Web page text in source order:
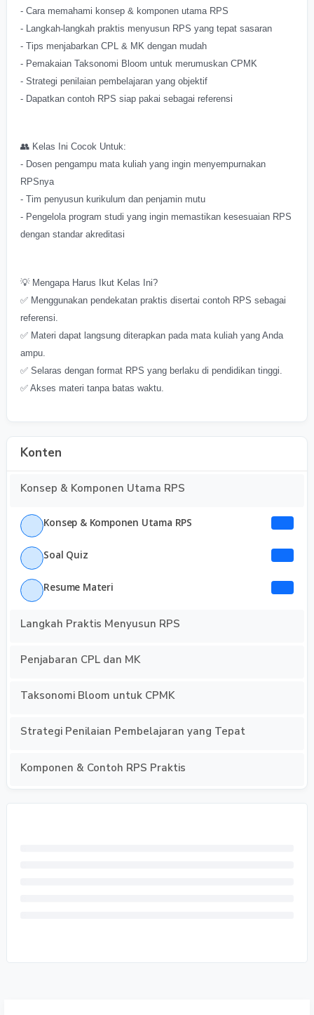
- Cara memahami konsep & komponen utama RPS
- Langkah-langkah praktis menyusun RPS yang tepat sasaran
- Tips menjabarkan CPL & MK dengan mudah
- Pemakaian Taksonomi Bloom untuk merumuskan CPMK
- Strategi penilaian pembelajaran yang objektif
- Dapatkan contoh RPS siap pakai sebagai referensi
👥 Kelas Ini Cocok Untuk:
- Dosen pengampu mata kuliah yang ingin menyempurnakan
RPSnya
- Tim penyusun kurikulum dan penjamin mutu
- Pengelola program studi yang ingin memastikan kesesuaian RPS
dengan standar akreditasi
💡 Mengapa Harus Ikut Kelas Ini?
✅ Menggunakan pendekatan praktis disertai contoh RPS sebagai
referensi.
✅ Materi dapat langsung diterapkan pada mata kuliah yang Anda
ampu.
✅ Selaras dengan format RPS yang berlaku di pendidikan tinggi.
✅ Akses materi tanpa batas waktu.
Konten
Konsep & Komponen Utama RPS
Konsep & Komponen Utama RPS
Soal Quiz
Resume Materi
Langkah Praktis Menyusun RPS
Penjabaran CPL dan MK
Taksonomi Bloom untuk CPMK
Strategi Penilaian Pembelajaran yang Tepat
Komponen & Contoh RPS Praktis